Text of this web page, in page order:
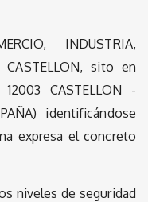
INDUSTRIA,
CASTELLON, sito en
CASTELLON -
identificándose
expresa el concreto
niveles de seguridad